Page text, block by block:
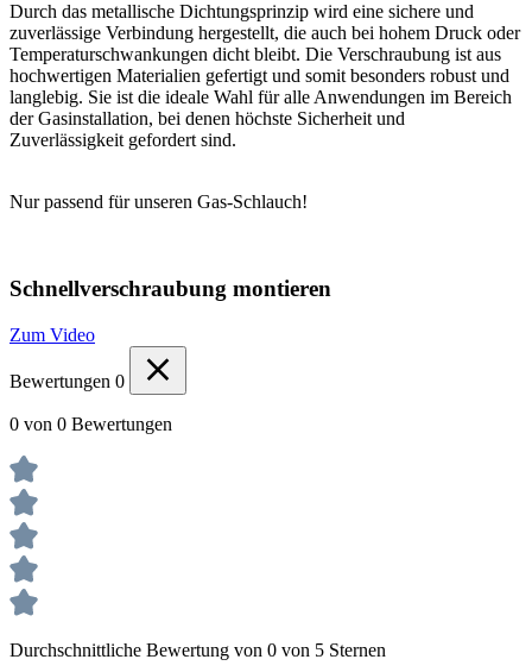
Durch das metallische Dichtungsprinzip wird eine sichere und
zuverlässige Verbindung hergestellt, die auch bei hohem Druck oder
Temperaturschwankungen dicht bleibt. Die Verschraubung ist aus
hochwertigen Materialien gefertigt und somit besonders robust und
langlebig. Sie ist die ideale Wahl für alle Anwendungen im Bereich
der Gasinstallation, bei denen höchste Sicherheit und
Zuverlässigkeit gefordert sind.
Nur passend für unseren Gas-Schlauch!
Schnellverschraubung montieren
Zum Video
Bewertungen 0
0 von 0 Bewertungen
Durchschnittliche Bewertung von 0 von 5 Sternen